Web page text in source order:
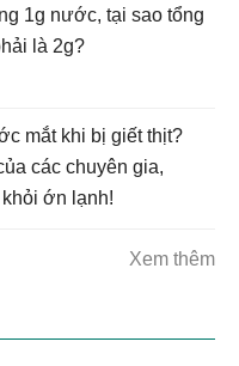
1g nước, tại sao tổng
là 2g?
mắt khi bị giết thịt?
các chuyên gia,
ớn lạnh!
Xem thêm